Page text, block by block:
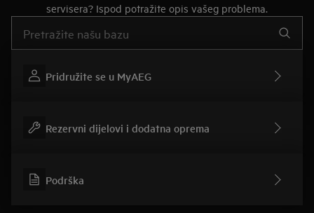
servisera? Ispod potražite opis vašeg problema.
Pridružite se u MyAEG
Rezervni dijelovi i dodatna oprema
Podrška